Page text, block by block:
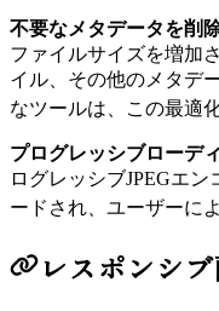
不要なメタデータを削
ファイルサイズを増加
イル、その他のメタデ
なツールは、この最適
プログレッシブローデ
ログレッシブJPEGエ
ードされ、ユーザーに
レスポンシ